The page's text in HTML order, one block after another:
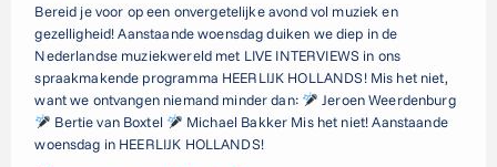
Bereid je voor op een onvergetelijke avond vol muziek en
gezelligheid! Aanstaande woensdag duiken we diep in de
Nederlandse muziekwereld met LIVE INTERVIEWS in ons
spraakmakende programma HEERLIJK HOLLANDS! Mis het niet,
want we ontvangen niemand minder dan:
Jeroen Weerdenburg
Bertie van Boxtel
Michael Bakker Mis het niet! Aanstaande
woensdag in HEERLIJK HOLLANDS!